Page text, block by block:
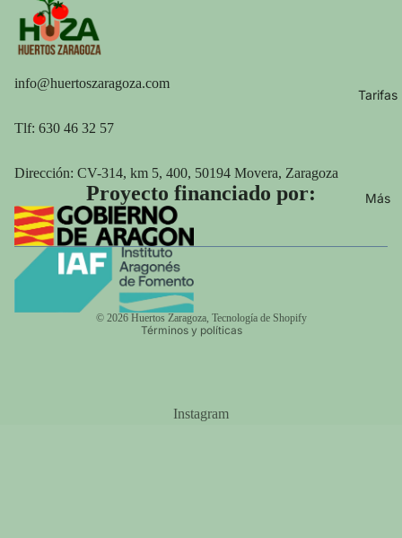
Tarifas
Más
info@huertoszaragoza.com
Tlf: 630 46 32 57
Dirección: CV-314, km 5, 400, 50194 Movera, Zaragoza
Proyecto financiado por:
© 2026 Huertos Zaragoza, Tecnología de Shopify
Términos y políticas
Política de privacidad
Aviso legal
Instagram